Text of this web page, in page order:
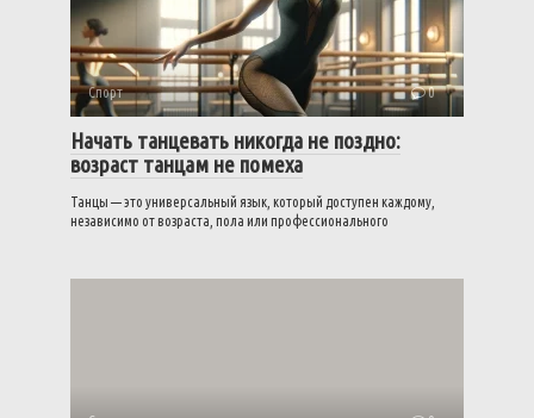
Спорт 0
Начать танцевать никогда не поздно:
возраст танцам не помеха
Танцы — это универсальный язык, который доступен каждому,
независимо от возраста, пола или профессионального